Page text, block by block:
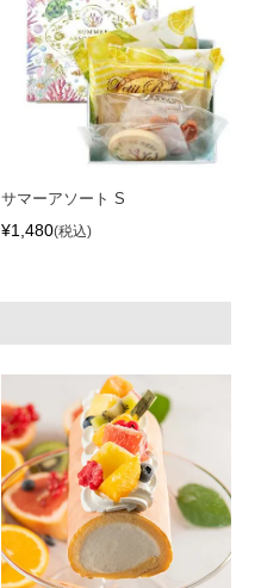
サマーアソート S
¥1,480 税込